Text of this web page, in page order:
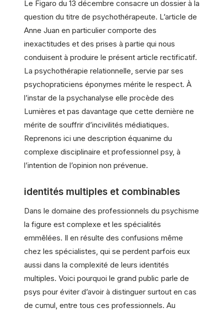
Le Figaro du 13 décembre consacre un dossier à la
question du titre de psychothérapeute. L’article de
Anne Juan en particulier comporte des
inexactitudes et des prises à partie qui nous
conduisent à produire le présent article rectificatif.
La psychothérapie relationnelle, servie par ses
psychopraticiens éponymes mérite le respect. À
l’instar de la psychanalyse elle procède des
Lumières et pas davantage que cette dernière ne
mérite de souffrir d’incivilités médiatiques.
Reprenons ici une description équanime du
complexe disciplinaire et professionnel psy, à
l’intention de l’opinion non prévenue.
identités multiples et combinables
Dans le domaine des professionnels du psychisme
la figure est complexe et les spécialités
emmêlées. Il en résulte des confusions même
chez les spécialistes, qui se perdent parfois eux
aussi dans la complexité de leurs identités
multiples. Voici pourquoi le grand public parle de
psys pour éviter d’avoir à distinguer surtout en cas
de cumul, entre tous ces professionnels. Au